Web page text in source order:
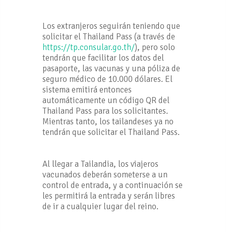
Los extranjeros seguirán teniendo que
solicitar el Thailand Pass (a través de
https://tp.consular.go.th/), pero solo
tendrán que facilitar los datos del
pasaporte, las vacunas y una póliza de
seguro médico de 10.000 dólares. El
sistema emitirá entonces
automáticamente un código QR del
Thailand Pass para los solicitantes.
Mientras tanto, los tailandeses ya no
tendrán que solicitar el Thailand Pass.
Al llegar a Tailandia, los viajeros
vacunados deberán someterse a un
control de entrada, y a continuación se
les permitirá la entrada y serán libres
de ir a cualquier lugar del reino.